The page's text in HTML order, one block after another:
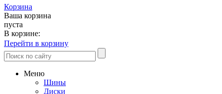
Корзина
Ваша корзина
пуста
В корзине:
Перейти в корзину
Меню
Шины
Диски